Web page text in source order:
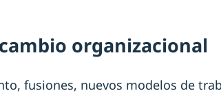
organizacional
fusiones, nuevos modelos de